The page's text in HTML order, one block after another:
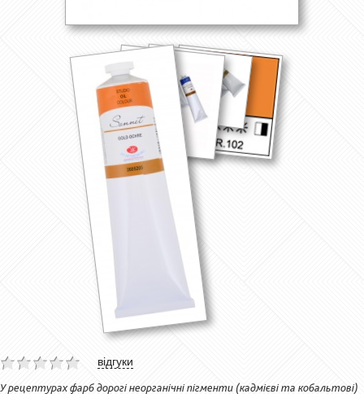
відгуки
У рецептурах фарб дорогі неорганічні пігменти (кадмієві та кобальтові)